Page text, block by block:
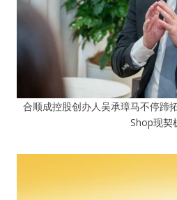
合顺成控股创办人吴承璋马不停蹄
Shop现契